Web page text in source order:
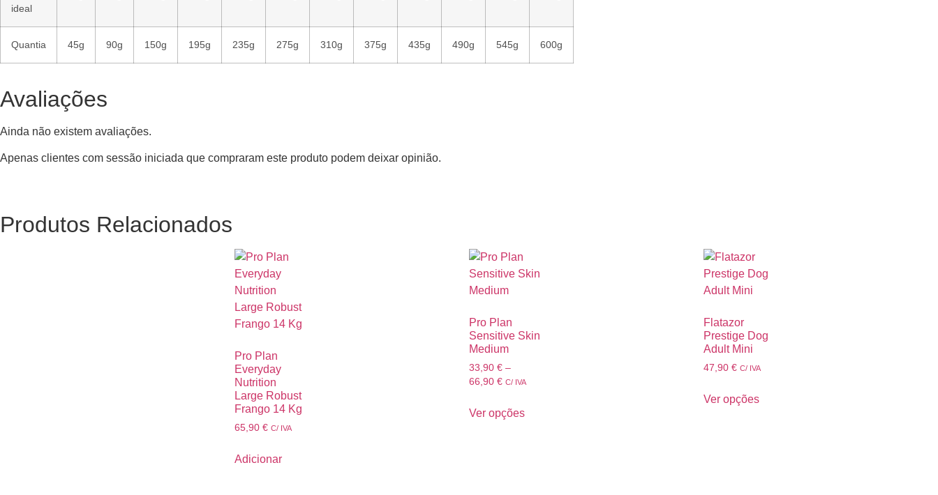
ideal
Quantia 45g 90g 150g 195g 235g 275g 310g 375g 435g 490g 545g 600g
Avaliações
Ainda não existem avaliações.
Apenas clientes com sessão iniciada que compraram este produto podem deixar opinião.
Produtos Relacionados
Pro Plan
Everyday
Nutrition
Large Robust
Frango 14 Kg
65,90 € C/ IVA
Adicionar
Pro Plan
Sensitive Skin
Medium
33,90 € –
66,90 € C/ IVA
Ver opções
Flatazor
Prestige Dog
Adult Mini
47,90 € C/ IVA
Ver opções